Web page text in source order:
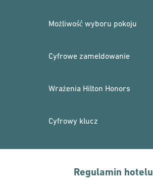
Możliwość wyboru pokoju
Cyfrowe zameldowanie
Wrażenia Hilton Honors
Cyfrowy klucz
Regulamin hotelu